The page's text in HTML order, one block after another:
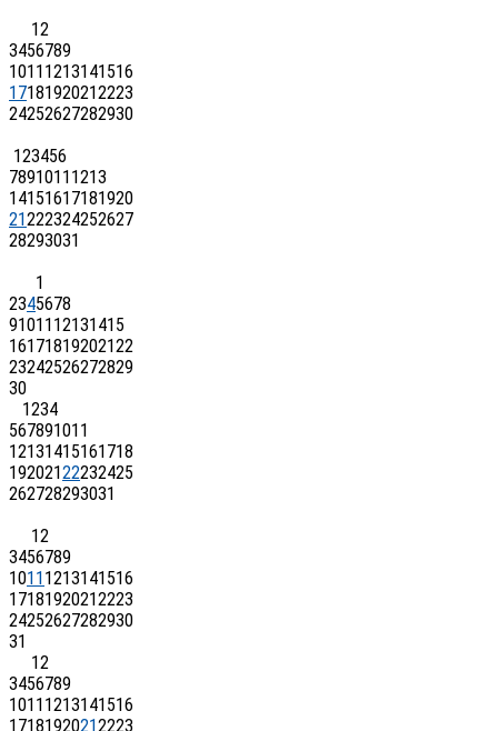
12
3456789
1011 1213141516
17181920212223
24252627282930
123456
7891011 1213
14151617181920
21222324252627
28293031
1
2345678
91011 12131415
16171819202122
23242526272829
30
1234
567891011
12131415161718
19202122232425
262728293031
12
3456789
1011 1213141516
17181920212223
24252627282930
31
12
3456789
1011 1213141516
17181920212223